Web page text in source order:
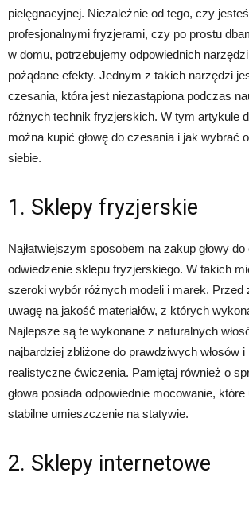
pielęgnacyjnej. Niezależnie od tego, czy
profesjonalnymi fryzjerami, czy po prostu
w domu, potrzebujemy odpowiednich
pożądane efekty. Jednym z takich narzędzi
czesania, która jest niezastąpiona podczas
różnych technik fryzjerskich. W tym artykule
można kupić głowę do czesania i jak wybrać
siebie.
1. Sklepy fryzjerskie
Najłatwiejszym sposobem na zakup głowy
odwiedzenie sklepu fryzjerskiego. W takich
szeroki wybór różnych modeli i marek. Przed
uwagę na jakość materiałów, z których
Najlepsze są te wykonane z naturalnych
najbardziej zbliżone do prawdziwych włosów
realistyczne ćwiczenia. Pamiętaj również o
głowa posiada odpowiednie mocowanie,
stabilne umieszczenie na statywie.
2. Sklepy internetowe